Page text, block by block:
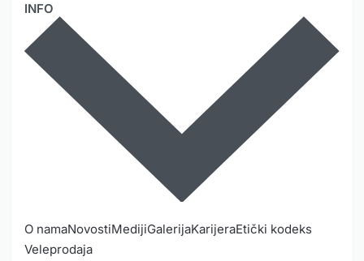
INFO
O namaNovostiMedijiGalerijaKarijeraEtički kodeks
Veleprodaja